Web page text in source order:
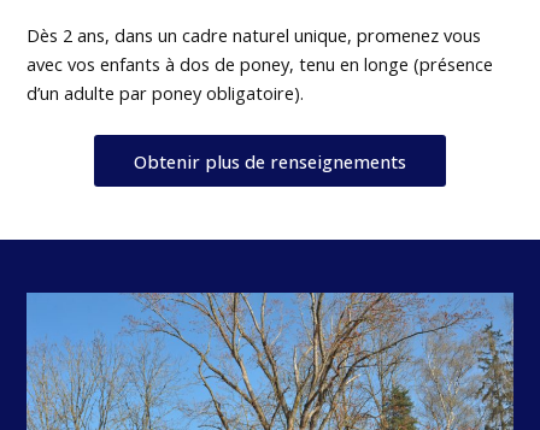
Dès 2 ans, dans un cadre naturel unique, promenez vous
avec vos enfants à dos de poney, tenu en longe (présence
d’un adulte par poney obligatoire).
Obtenir plus de renseignements